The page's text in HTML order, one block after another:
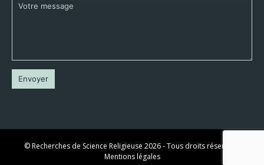
© Recherches de Science Religieuse 2026 - Tous droits réservés -
Mentions légales